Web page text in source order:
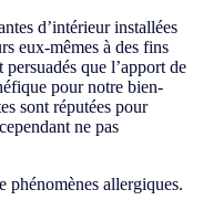
d’intérieur installées
eux-mêmes à des fins
que l’apport de
pour notre bien-
sont réputées pour
ne pas
phénomènes allergiques.